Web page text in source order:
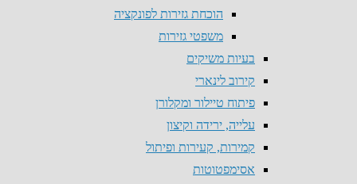
הוכחת גזירות לפונקציה
משפטי גזירות
בעיות משיקים
קירוב לינארי
פיתוח טיילור ומקלורן
עלייה, ירידה וקיצון
קמירות, קעירות ופיתול
אסימפטוטות